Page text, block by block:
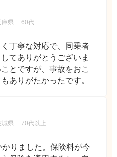
庫県
60代
丁寧な対応で、同乗者
てありがとうございま
とですが、事故をおこ
ありがたかったです。
城県
70代以上
りました。保険料が今